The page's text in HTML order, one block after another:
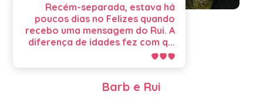
Recém-separada, estava há
poucos dias no Felizes quando
recebo uma mensagem do Rui. A
diferença de idades fez com q...
Barb e Rui